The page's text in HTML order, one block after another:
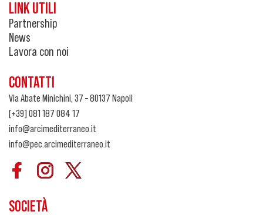
LINK UTILI
Partnership
News
Lavora con noi
CONTATTI
Via Abate Minichini, 37 – 80137 Napoli
[+39] 081 187 084 17
info@arcimediterraneo.it
info@pec.arcimediterraneo.it
SOCIETÀ